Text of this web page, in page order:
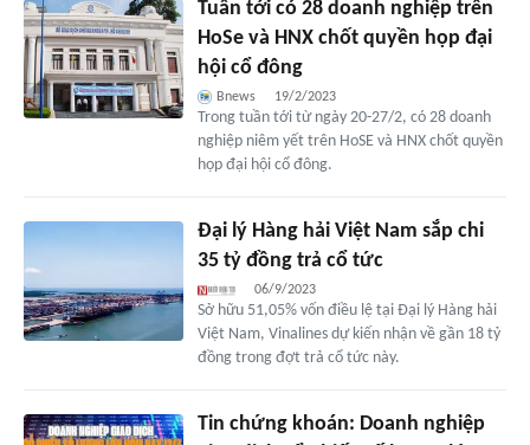
Tuần tới có 28 doanh nghiệp trên
HoSe và HNX chốt quyền họp đại
hội cổ đông
Bnews 19/2/2023
Trong tuần tới từ ngày 20-27/2, có 28 doanh
nghiệp niêm yết trên HoSE và HNX chốt quyền
họp đại hội cổ đông.
Đại lý Hàng hải Việt Nam sắp chi
35 tỷ đồng trả cổ tức
06/9/2023
Sở hữu 51,05% vốn điều lệ tại Đại lý Hàng hải
Việt Nam, Vinalines dự kiến nhận về gần 18 tỷ
đồng trong đợt trả cổ tức này.
Tin chứng khoán: Doanh nghiệp